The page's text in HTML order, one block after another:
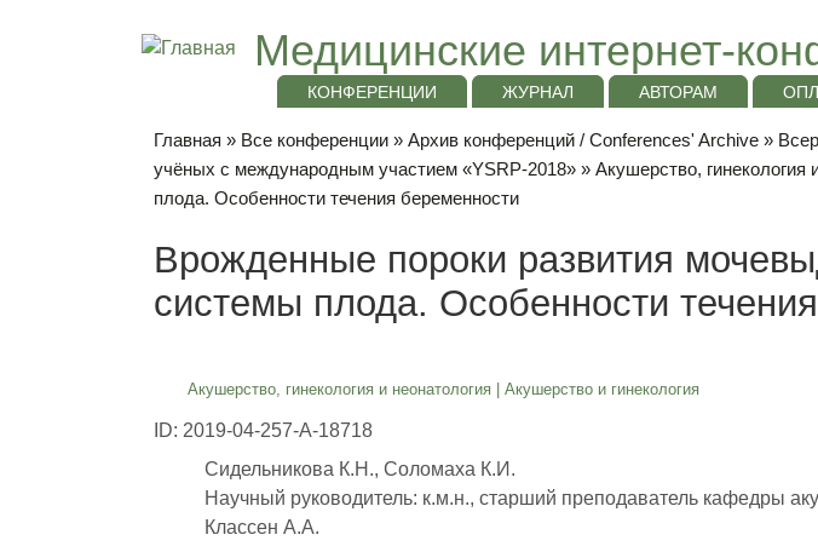
Медицинские интернет-
КОНФЕРЕНЦИИ ЖУРНАЛ АВТОРАМ
Главная » Все конференции » Архив конференций / Conferences' Archive »
учёных с международным участием «YSRP-2018» » Акушерство, гинекология
плода. Особенности течения беременности
Врожденные пороки развития
системы плода. Особенности
Акушерство, гинекология и неонатология Акушерство и гинекология
ID: 2019-04-257-A-18718
Сидельникова К.Н., Соломаха К.И.
Научный руководитель: к.м.н., старший преподаватель кафедры
Классен А.А.